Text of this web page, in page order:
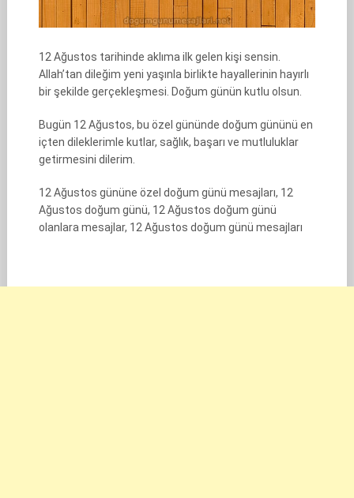
12 Ağustos tarihinde aklıma ilk gelen kişi sensin.
Allah’tan dileğim yeni yaşınla birlikte hayallerinin hayırlı
bir şekilde gerçekleşmesi. Doğum günün kutlu olsun.
Bugün 12 Ağustos, bu özel gününde doğum gününü en
içten dileklerimle kutlar, sağlık, başarı ve mutluluklar
getirmesini dilerim.
12 Ağustos gününe özel doğum günü mesajları, 12
Ağustos doğum günü, 12 Ağustos doğum günü
olanlara mesajlar, 12 Ağustos doğum günü mesajları